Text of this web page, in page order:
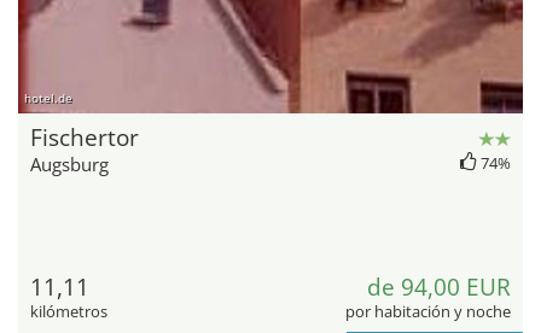
hotel.de
Fischertor
Augsburg 74%
11,11
kilómetros
de 94,00 EUR
por habitación y noche